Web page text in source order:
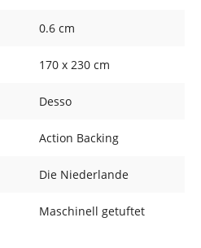
0.6 cm
170 x 230 cm
Desso
Action Backing
Die Niederlande
Maschinell getuftet